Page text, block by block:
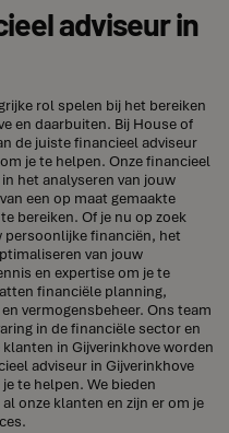
adviseur in
rol spelen bij het bereiken
en daarbuiten. Bij House of
de juiste financieel adviseur
je te helpen. Onze financieel
het analyseren van jouw
een op maat gemaakte
bereiken. Of je nu op zoek
persoonlijke financiën, het
van jouw
en expertise om je te
financiële planning,
vermogensbeheer. Ons team
in de financiële sector en
in Gijverinkhove worden
adviseur in Gijverinkhove
te helpen. We bieden
onze klanten en zijn er om je